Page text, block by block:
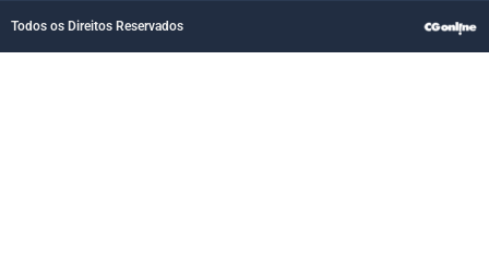
Todos os Direitos Reservados